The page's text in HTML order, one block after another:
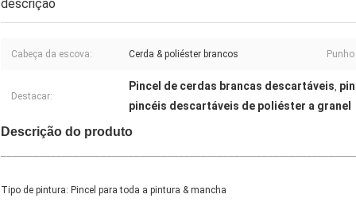
descrição
Cabeça da escova: Cerda & poliéster brancos
Destacar:
Pincel de cerdas brancas descartáveis,
pincéis descartáveis ​​de poliéster a granel
Descrição do produto
Tipo de pintura: Pincel para toda a pintura & mancha